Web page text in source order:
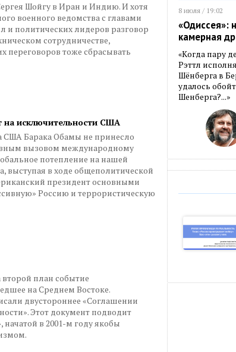
Шойгу в Иран и Индию. И хотя
военного ведомства с главами
и политических лидеров разговор
сотрудничестве,
переговоров тоже сбрасывать
на исключительности США
США Барака Обамы не принесло
вызовом международному
потепление на нашей
выступая в ходе общеполитической
президент основными
Россию и террористическую
план событие
на Среднем Востоке.
двустороннее «Соглашении
Этот документ подводит
в 2001-м году якобы
8 июля / 19:02
«Одиссея»:
камерная
«Когда пару
Рэттл
Шёнберга в
удалось
Шенберга?...»